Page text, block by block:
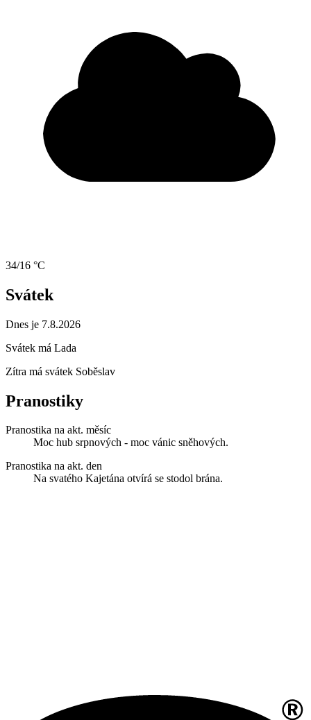
34/16 °C
Svátek
Dnes je 7.8.2026
Svátek má Lada
Zítra má svátek Soběslav
Pranostiky
Pranostika na akt. měsíc
Moc hub srpnových - moc vánic sněhových.
Pranostika na akt. den
Na svatého Kajetána otvírá se stodol brána.